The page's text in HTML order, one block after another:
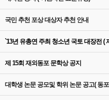
국민 추천 포상 대상자 추천 안내
`13년 유총연 주최 청소년 국토 대장전 (
제 15회 재외동포 문학상 공지
대학생 논문 공모및 학위 논문 공고( 동